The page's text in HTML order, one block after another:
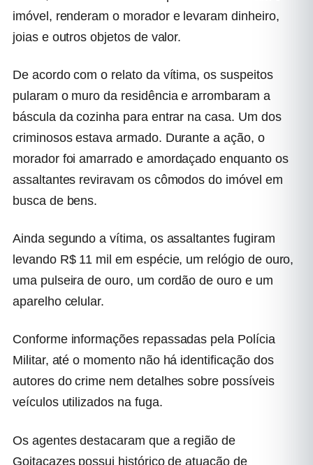
imóvel, renderam o morador e levaram dinheiro,
joias e outros objetos de valor.
De acordo com o relato da vítima, os suspeitos
pularam o muro da residência e arrombaram a
báscula da cozinha para entrar na casa. Um dos
criminosos estava armado. Durante a ação, o
morador foi amarrado e amordaçado enquanto os
assaltantes reviravam os cômodos do imóvel em
busca de bens.
Ainda segundo a vítima, os assaltantes fugiram
levando R$ 11 mil em espécie, um relógio de ouro,
uma pulseira de ouro, um cordão de ouro e um
aparelho celular.
Conforme informações repassadas pela Polícia
Militar, até o momento não há identificação dos
autores do crime nem detalhes sobre possíveis
veículos utilizados na fuga.
Os agentes destacaram que a região de
Goitacazes possui histórico de atuação de